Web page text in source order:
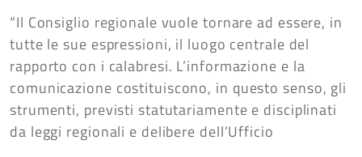
“Il Consiglio regionale vuole tornare ad essere, in
tutte le sue espressioni, il luogo centrale del
rapporto con i calabresi. L’informazione e la
comunicazione costituiscono, in questo senso, gli
strumenti, previsti statutariamente e disciplinati
da leggi regionali e delibere dell’Ufficio